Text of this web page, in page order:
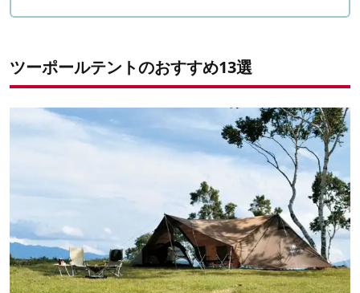
ツーポールテントのおすすめ13選